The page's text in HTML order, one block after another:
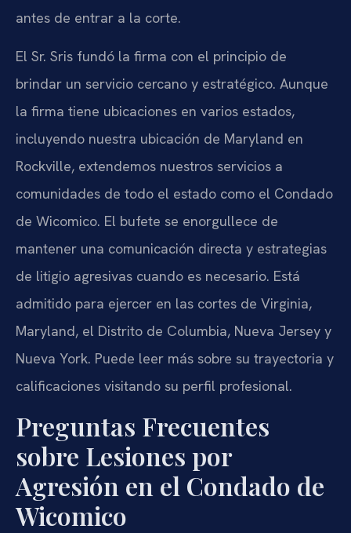
antes de entrar a la corte.
El Sr. Sris fundó la firma con el principio de
brindar un servicio cercano y estratégico. Aunque
la firma tiene ubicaciones en varios estados,
incluyendo nuestra ubicación de Maryland en
Rockville, extendemos nuestros servicios a
comunidades de todo el estado como el Condado
de Wicomico. El bufete se enorgullece de
mantener una comunicación directa y estrategias
de litigio agresivas cuando es necesario. Está
admitido para ejercer en las cortes de Virginia,
Maryland, el Distrito de Columbia, Nueva Jersey y
Nueva York. Puede leer más sobre su trayectoria y
calificaciones visitando su perfil profesional.
Preguntas Frecuentes
sobre Lesiones por
Agresión en el Condado de
Wicomico